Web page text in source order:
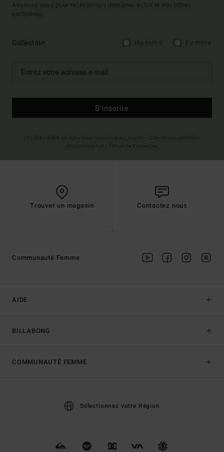
Abonnez-vous pour recevoir nos dernières actus et nos offres
exclusives.
Collection
S'inscrire
Trouver un magasin Contactez nous
AIDE
BILLABONG
Communauté Femme
COMMUNAUTÉ FEMME
Sélectionnez votre Région